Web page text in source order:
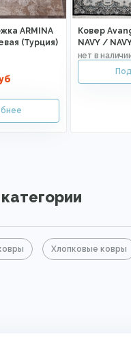
ARMINA
(Турция)
Ковер
NAVY /
Хлопковые ковры